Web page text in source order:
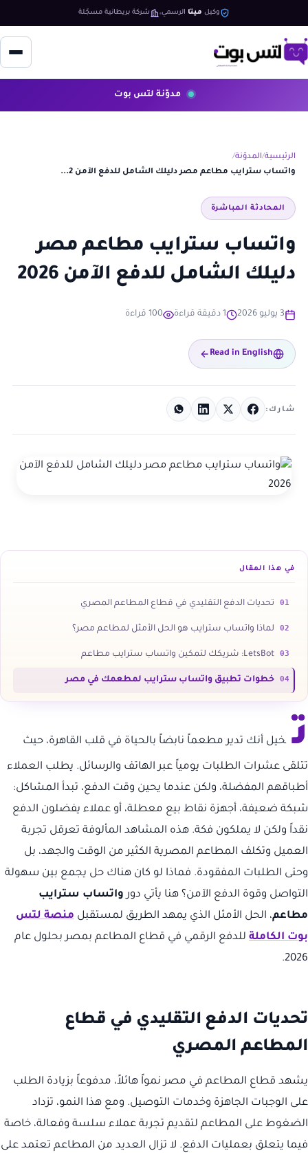
وكيل ميتا الرسمي شركة بريطانية مسجّلة
مدوّنة لتس بوت
الرئيسية المدوّنة
واتساب سترايب مطاعم مصر دليلك الشامل للدفع الآمن 2...
المحادثة المباشرة
واتساب سترايب مطاعم مصر
دليلك الشامل للدفع الآمن 2026
3 يوليو 2026 1 دقيقة قراءة 100 قراءة
Read in English
شارك:
في هذا المقال
01 تحديات الدفع التقليدي في قطاع المطاعم المصري
02 لماذا واتساب سترايب هو الحل الأمثل لمطاعم مصر؟
03 LetsBot: شريكك لتمكين واتساب سترايب مطاعم
04 خطوات تطبيق واتساب سترايب لمطعمك في مصر
ت خيل أنك تدير مطعماً نابضاً بالحياة في قلب القاهرة، حيث
تتلقى عشرات الطلبات يومياً عبر الهاتف والرسائل. يطلب العملاء
أطباقهم المفضلة، ولكن عندما يحين وقت الدفع، تبدأ المشاكل:
شبكة ضعيفة، أجهزة نقاط بيع معطلة، أو عملاء يفضلون الدفع
نقداً ولكن لا يملكون فكة. هذه المشاهد المألوفة تعرقل تجربة
العميل وتكلف المطاعم المصرية الكثير من الوقت والجهد، بل
وحتى الطلبات المفقودة. فماذا لو كان هناك حل يجمع بين سهولة
التواصل وقوة الدفع الآمن؟ هنا يأتي دور واتساب سترايب
مطاعم، الحل الأمثل الذي يمهد الطريق لمستقبل منصة لتس
بوت الكاملة للدفع الرقمي في قطاع المطاعم بمصر بحلول عام
2026.
تحديات الدفع التقليدي في قطاع
المطاعم المصري
يشهد قطاع المطاعم في مصر نمواً هائلاً، مدفوعاً بزيادة الطلب
على الوجبات الجاهزة وخدمات التوصيل. ومع هذا النمو، تزداد
الضغوط على المطاعم لتقديم تجربة عملاء سلسة وفعالة، خاصة
فيما يتعلق بعمليات الدفع. لا تزال العديد من المطاعم تعتمد على